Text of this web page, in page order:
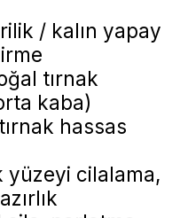
/ kalın yapay
tırnak
kaba)
hassas
yüzeyi cilalama,